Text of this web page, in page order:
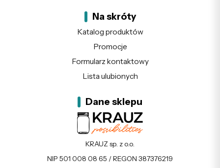
Na skróty
Katalog produktów
Promocje
Formularz kontaktowy
Lista ulubionych
Dane sklepu
KRAUZ sp. z o.o.
NIP 501 008 08 65 / REGON 387376219